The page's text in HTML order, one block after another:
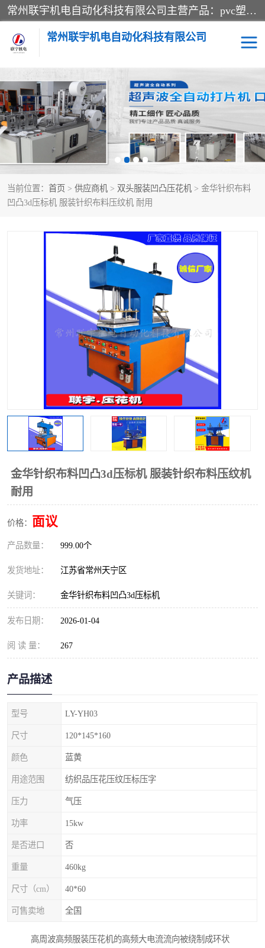
常州联宇机电自动化科技有限公司主营产品：pvc塑料焊机、高频热合机、软膜天花压边机、服装布料凹凸压花机、布料3d压印设备、服装植胶设备、超声波布料花边机、无纺布热合机、全自动压花机。
常州联宇机电自动化科技有限公司
当前位置： 首页 > 供应商机 > 双头服装凹凸压花机 > 金华针织布料
凹凸3d压标机 服装针织布料压纹机 耐用
金华针织布料凹凸3d压标机 服装针织布料压纹机
耐用
价格： 面议
产品数量： 999.00个
发货地址： 江苏省常州天宁区
关键词： 金华针织布料凹凸3d压标机
发布日期： 2026-01-04
阅 读 量： 267
产品描述
型号 LY-YH03
尺寸 120*145*160
颜色 蓝黄
用途范围 纺织品压花压纹压标压字
压力 气压
功率 15kw
是否进口 否
重量 460kg
尺寸（cm） 40*60
可售卖地 全国
高周波高频服装压花机的高频大电流流向被绕制成环状
压花定型机以及压花模具 超声波热合机
高频热合机 超声波花边机
超声波复合压花机 凹凸压花机压标机
3040凹凸压花机 双头服装凹凸压花机
自动超声波打片成型机
海绵产品成型机
其他超声波系列